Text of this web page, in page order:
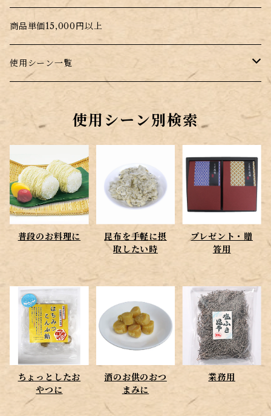
商品単価15,000円以上
使用シーン一覧
普段のお料理に
昆布を手軽に摂取したい時
プレゼント・贈答用
ちょっとしたおやつに
使用シーン別検索
普段のお料理に
昆布を手軽に摂
取したい時
プレゼント・贈
答用
ちょっとしたお
やつに
酒のお供のおつ
まみに
業務用